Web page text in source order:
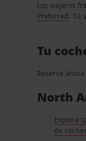
Los viajeros
Preferred. Tú
Tu
Reserva
North
Explora
de